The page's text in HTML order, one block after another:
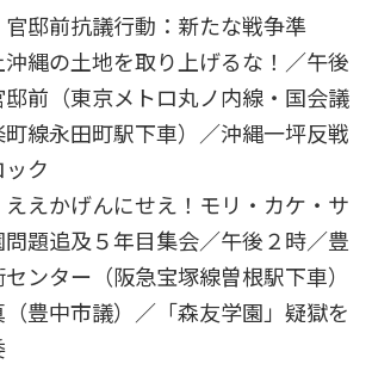
新
時
:
官邸前抗議行動：新たな戦争準
縄の土地を取り上げるな！／午後
邸前（東京メトロ丸ノ内線・国会議
線永田町駅下車）／沖縄一坪反戦
ク
ええかげんにせえ！モリ・カケ・サ
題追及５年目集会／午後２時／豊
ンター（阪急宝塚線曽根駅下車）
豊中市議）／「森友学園」疑獄を